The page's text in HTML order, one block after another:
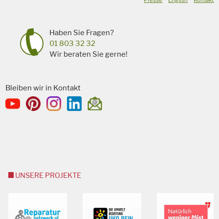
Haben Sie Fragen?
01 803 32 32
Wir beraten Sie gerne!
Bleiben wir in Kontakt
UNSERE PROJEKTE